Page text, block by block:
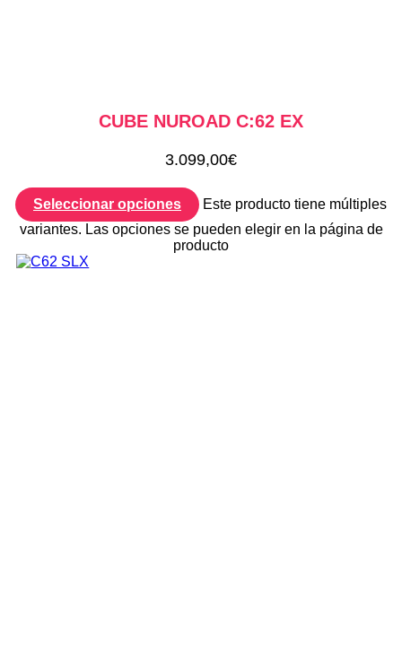
CUBE NUROAD C:62 EX
3.099,00€
Seleccionar opciones
Este producto tiene múltiples
variantes. Las opciones se pueden elegir en la página de
producto